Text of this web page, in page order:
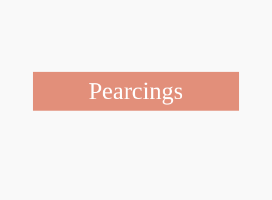
Pearcings